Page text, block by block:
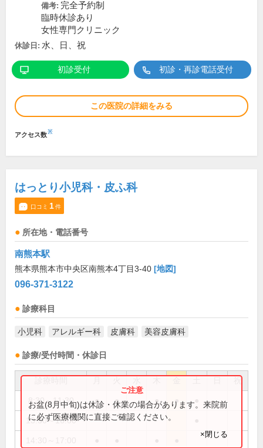
備考: 完全予約制
臨時休診あり
女性専門クリニック
休診日: 水、日、祝
初診受付 初診・再診電話受付
この医院の詳細をみる
アクセス数※
はっとり小児科・皮ふ科
口コミ 1件
所在地・電話番号
南熊本駅
熊本県熊本市中央区南熊本4丁目3-40 [地図]
096-371-3122
診療科目
小児科 アレルギー科 皮膚科 美容皮膚科
診療/受付時間・休診日
祝
8:30～11:30 ● ● ● ●
13:30～16:00
お盆(8月中旬)は休診・休業の場合があります。来院前
に必ず医療機関に直接ご確認ください。
×閉じる